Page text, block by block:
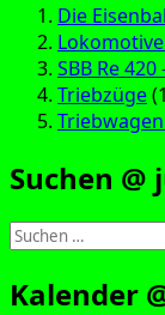
Die
SBB Re 420
Triebzüge
Suchen @
Suchen
nach:
Kalender